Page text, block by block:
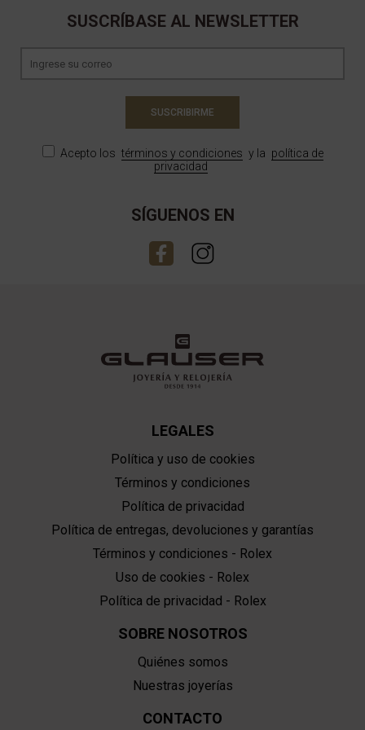
SUSCRÍBASE AL NEWSLETTER
SUSCRIBIRME
Acepto los términos y condiciones y la política de
privacidad
SÍGUENOS EN
LEGALES
Política y uso de cookies
Términos y condiciones
Política de privacidad
Política de entregas, devoluciones y garantías
Términos y condiciones - Rolex
Uso de cookies - Rolex
Política de privacidad - Rolex
SOBRE NOSOTROS
Quiénes somos
Nuestras joyerías
CONTACTO